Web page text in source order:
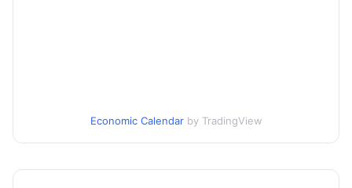
Economic Calendar by TradingView